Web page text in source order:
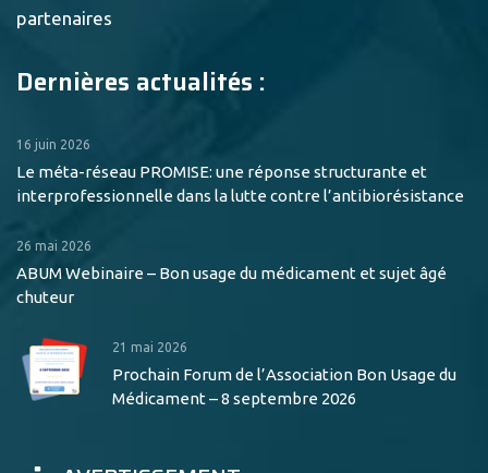
partenaires
Dernières actualités :
16 juin 2026
Le méta-réseau PROMISE: une réponse structurante et
interprofessionnelle dans la lutte contre l’antibiorésistance
26 mai 2026
ABUM Webinaire – Bon usage du médicament et sujet âgé
chuteur
21 mai 2026
Prochain Forum de l’Association Bon Usage du
Médicament – 8 septembre 2026